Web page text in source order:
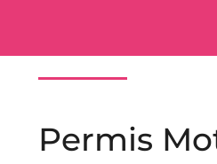
Permis